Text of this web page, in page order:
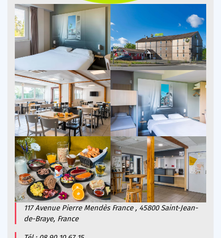
117 Avenue Pierre Mendès France , 45800 Saint-Jean-
de-Braye, France